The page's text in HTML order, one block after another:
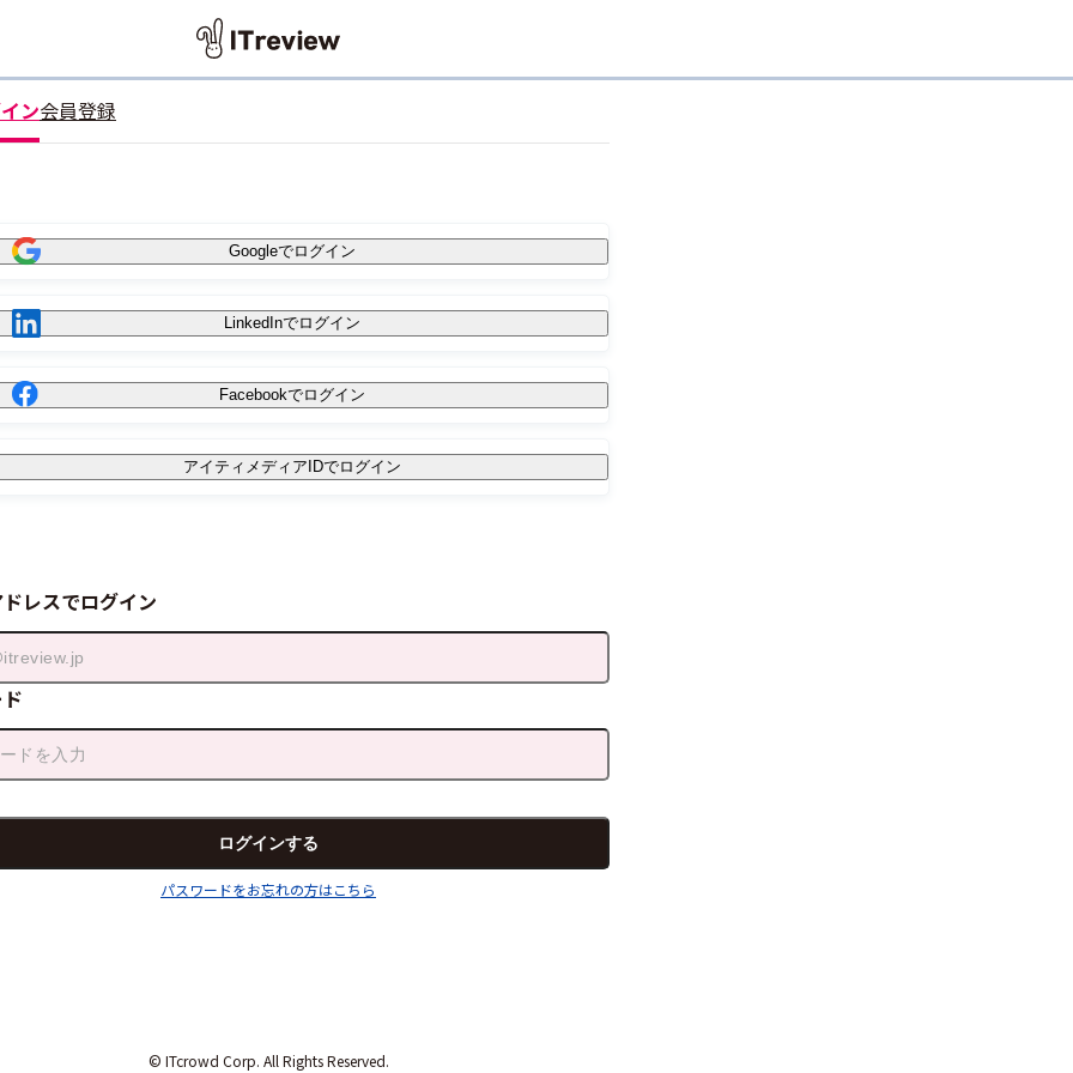
ン会員登録
Googleでログイン
LinkedInでログイン
Facebookでログイン
アイティメディアIDでログイン
レスでログイン
パスワードをお忘れの方はこちら
© ITcrowd Corp. All Rights Reserved.